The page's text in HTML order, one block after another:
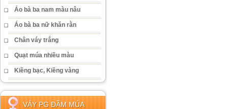
Áo bà ba nam màu nâu
Áo bà ba nữ khăn rằn
Chân váy trắng
Quạt múa nhiều màu
Kiềng bạc, Kiềng vàng
VÁY PG ĐẦM MÚA